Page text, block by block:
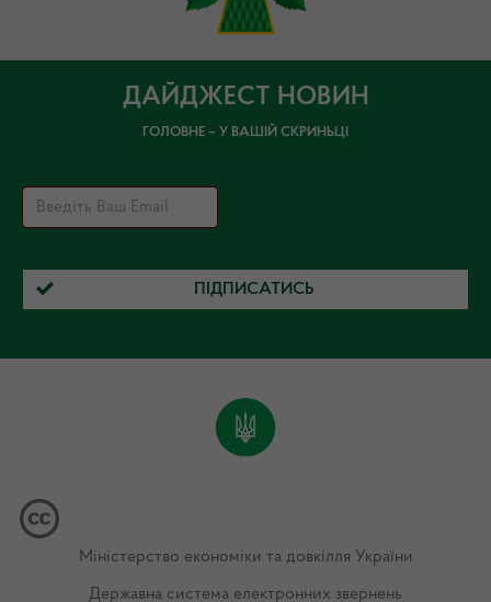
ДАЙДЖЕСТ НОВИН
ГОЛОВНЕ – У ВАШІЙ СКРИНЬЦІ
ПІДПИСАТИСЬ
Міністерство економіки та довкілля України
Державна система електронних звернень